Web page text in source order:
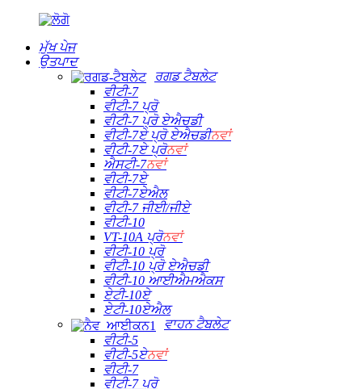
ਮੁੱਖ ਪੇਜ
ਉਤਪਾਦ
ਰਗਡ ਟੈਬਲੇਟ
ਵੀਟੀ-7
ਵੀਟੀ-7 ਪ੍ਰੋ
ਵੀਟੀ-7 ਪ੍ਰੋ ਏਐਚਡੀ
ਵੀਟੀ-7ਏ ਪ੍ਰੋ ਏਐਚਡੀਨਵਾਂ
ਵੀਟੀ-7ਏ ਪ੍ਰੋਨਵਾਂ
ਐਸਟੀ-7ਨਵਾਂ
ਵੀਟੀ-7ਏ
ਵੀਟੀ-7ਏਐਲ
ਵੀਟੀ-7 ਜੀਈ/ਜੀਏ
ਵੀਟੀ-10
VT-10A ਪ੍ਰੋਨਵਾਂ
ਵੀਟੀ-10 ਪ੍ਰੋ
ਵੀਟੀ-10 ਪ੍ਰੋ ਏਐਚਡੀ
ਵੀਟੀ-10 ਆਈਐਮਐਕਸ
ਏਟੀ-10ਏ
ਏਟੀ-10ਏਐਲ
ਵਾਹਨ ਟੈਬਲੇਟ
ਵੀਟੀ-5
ਵੀਟੀ-5ਏਨਵਾਂ
ਵੀਟੀ-7
ਵੀਟੀ-7 ਪ੍ਰੋ